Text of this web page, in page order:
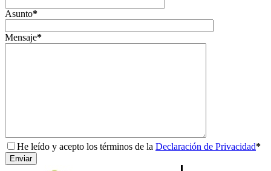
Asunto*
Mensaje*
He leído y acepto los términos de la Declaración de Privacidad*
Enviar